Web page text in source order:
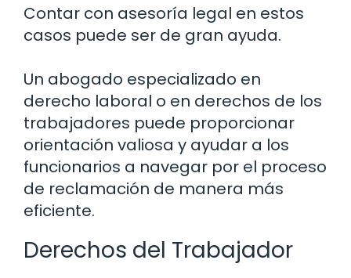
Contar con asesoría legal en estos
casos puede ser de gran ayuda.
Un abogado especializado en
derecho laboral o en derechos de los
trabajadores puede proporcionar
orientación valiosa y ayudar a los
funcionarios a navegar por el proceso
de reclamación de manera más
eficiente.
Derechos del Trabajador